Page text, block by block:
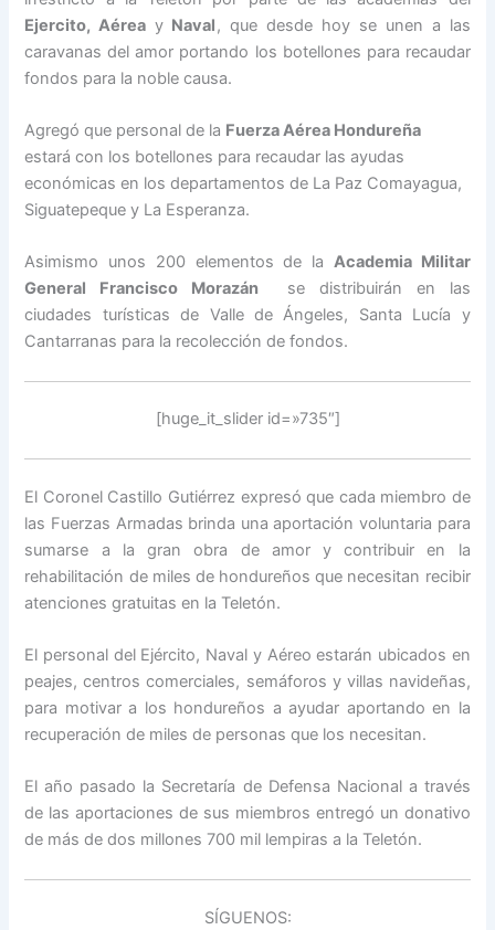
Ejercito, Aérea y Naval , que desde hoy se unen a las
caravanas del amor portando los botellones para recaudar
fondos para la noble causa.
Agregó que personal de la Fuerza Aérea Hondureña
estará con los botellones para recaudar las ayudas
económicas en los departamentos de La Paz Comayagua,
Siguatepeque y La Esperanza.
Asimismo unos 200 elementos de la Academia Militar
General Francisco Morazán se distribuirán en las
ciudades turísticas de Valle de Ángeles, Santa Lucía y
Cantarranas para la recolección de fondos.
[huge_it_slider id=»735″]
El Coronel Castillo Gutiérrez expresó que cada miembro de
las Fuerzas Armadas brinda una aportación voluntaria para
sumarse a la gran obra de amor y contribuir en la
rehabilitación de miles de hondureños que necesitan recibir
atenciones gratuitas en la Teletón.
El personal del Ejército, Naval y Aéreo estarán ubicados en
peajes, centros comerciales, semáforos y villas navideñas,
para motivar a los hondureños a ayudar aportando en la
recuperación de miles de personas que los necesitan.
El año pasado la Secretaría de Defensa Nacional a través
de las aportaciones de sus miembros entregó un donativo
de más de dos millones 700 mil lempiras a la Teletón.
SÍGUENOS: